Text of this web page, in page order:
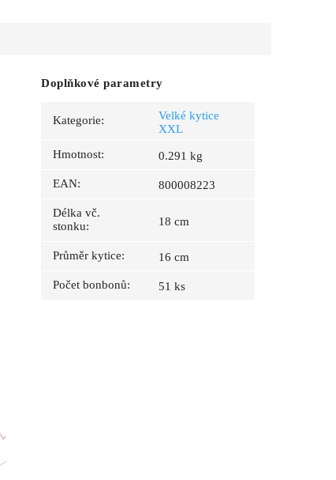
Doplňkové parametry
Kategorie:
Velké kytice
XXL
Hmotnost: 0.291 kg
EAN: 800008223
Délka vč.
stonku: 18 cm
Průměr kytice: 16 cm
Počet bonbonů: 51 ks